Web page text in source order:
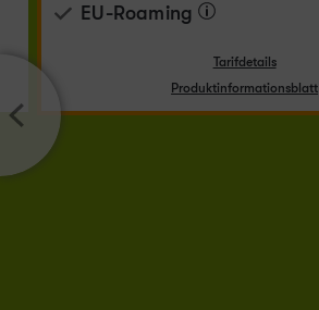
EU-Roaming
Tarifdetails
Produktinformationsblatt